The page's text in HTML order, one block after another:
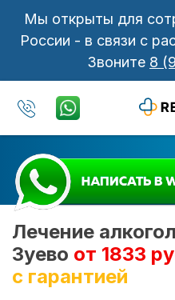
Мы открыты для
России - в связи с
Звоните 8
Лечение
Зуево от 1833
с гарантией